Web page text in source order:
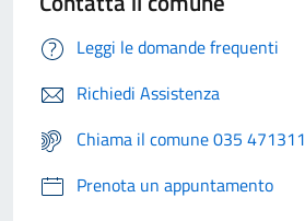
Leggi le domande frequenti
Richiedi Assistenza
Chiama il comune 035 471311
Prenota un appuntamento